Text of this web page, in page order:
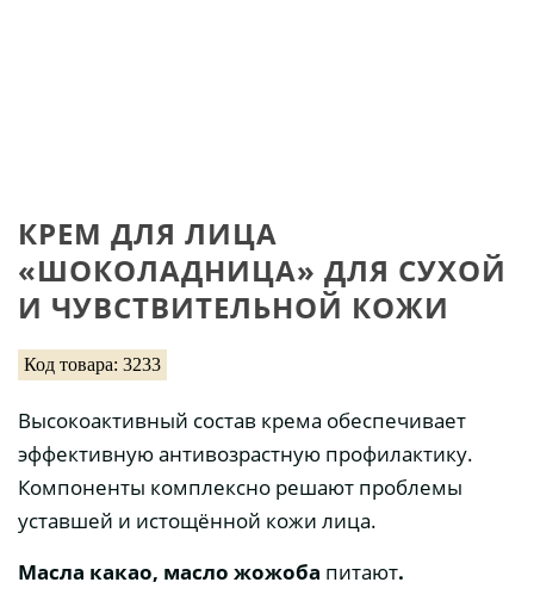
КРЕМ ДЛЯ ЛИЦА
«ШОКОЛАДНИЦА» ДЛЯ СУХОЙ
И ЧУВСТВИТЕЛЬНОЙ КОЖИ
Код товара: 3233
Высокоактивный состав крема обеспечивает
эффективную антивозрастную профилактику.
Компоненты комплексно решают проблемы
уставшей и истощённой кожи лица.
Масла какао, масло жожоба питают.